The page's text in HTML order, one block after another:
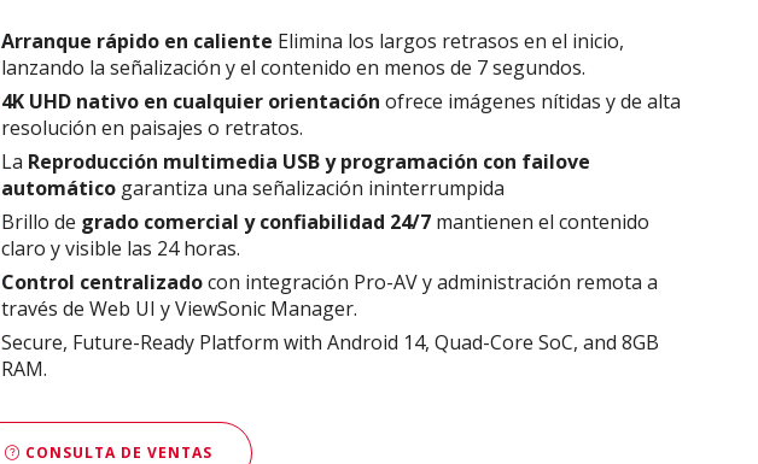
Arranque rápido en caliente Elimina los largos retrasos en el inicio,
lanzando la señalización y el contenido en menos de 7 segundos.
4K UHD nativo en cualquier orientación ofrece imágenes nítidas y de alta
resolución en paisajes o retratos.
La Reproducción multimedia USB y programación con failove
automático garantiza una señalización ininterrumpida
Brillo de grado comercial y confiabilidad 24/7 mantienen el contenido
claro y visible las 24 horas.
Control centralizadocon integración Pro-AV y administración remota a
través de Web UI y ViewSonic Manager.
Secure, Future-Ready Platform with Android 14, Quad-Core SoC, and 8GB
RAM.
CONSULTA DE VENTAS